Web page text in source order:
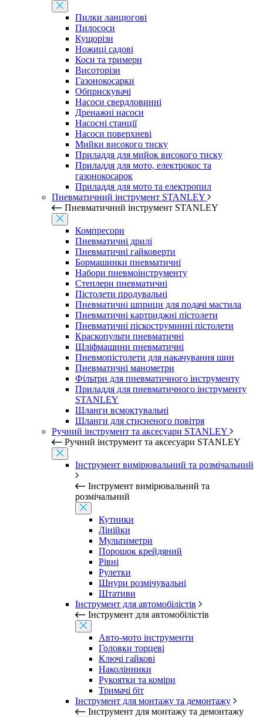
Пилки ланцюгові
Пилососи
Кущорізи
Ножиці садові
Коси та тримери
Висоторізи
Газонокосарки
Обприскувачі
Насоси свердловинні
Дренажні насоси
Насосні станції
Насоси поверхневі
Мийки високого тиску
Приладдя для мийок високого тиску
Приладдя для мото, електрокос та
газонокосарок
Приладдя для мото та електропил
Пневматичний інструмент STANLEY
Пневматичний інструмент STANLEY
Компресори
Пневматичні дрилі
Пневматичні гайковерти
Бормашинки пневматичні
Набори пневмоінструменту
Степлери пневматичні
Пістолети продувальні
Пневматичні шприци для подачі мастила
Пневматичні картриджні пістолети
Пневматичні піскоструминні пістолети
Краскопульти пневматичні
Шліфмашини пневматичні
Пневмопістолети для накачування шин
Пневматичні манометри
Фільтри для пневматичного інструменту
Приладдя для пневматичного інструменту
STANLEY
Шланги всмоктувальні
Шланги для стисненого повітря
Ручний інструмент та аксесуари STANLEY
Ручний інструмент та аксесуари STANLEY
Інструмент вимірювальний та розмічальний
Інструмент вимірювальний та
розмічальний
Кутники
Лінійки
Мультиметри
Порошок крейдяний
Рівні
Рулетки
Шнури розмічувальні
Штативи
Інструмент для автомобілістів
Інструмент для автомобілістів
Авто-мото інструменти
Головки торцеві
Ключі гайкові
Наколінники
Рукоятки та коміри
Тримачі біт
Інструмент для монтажу та демонтажу
Інструмент для монтажу та демонтажу